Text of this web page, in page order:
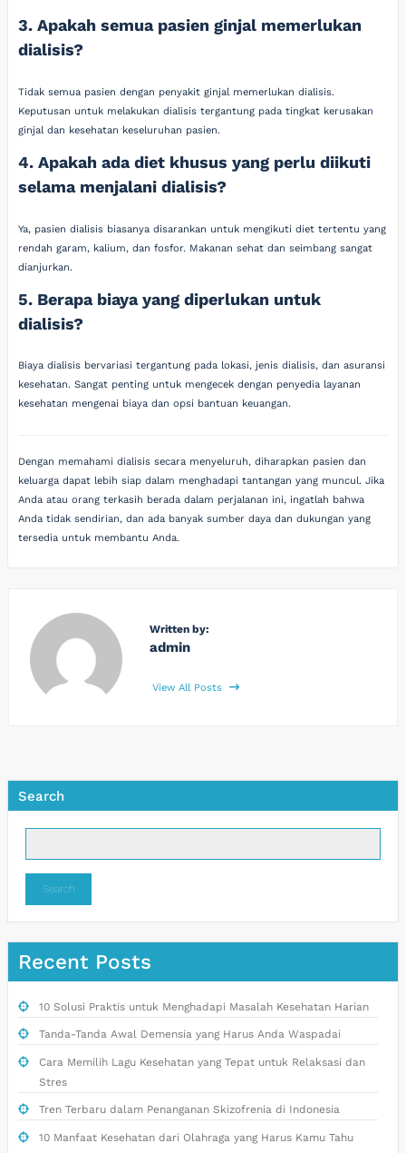
3. Apakah semua pasien ginjal memerlukan
dialisis?
Tidak semua pasien dengan penyakit ginjal memerlukan dialisis.
Keputusan untuk melakukan dialisis tergantung pada tingkat kerusakan
ginjal dan kesehatan keseluruhan pasien.
4. Apakah ada diet khusus yang perlu diikuti
selama menjalani dialisis?
Ya, pasien dialisis biasanya disarankan untuk mengikuti diet tertentu yang
rendah garam, kalium, dan fosfor. Makanan sehat dan seimbang sangat
dianjurkan.
5. Berapa biaya yang diperlukan untuk
dialisis?
Biaya dialisis bervariasi tergantung pada lokasi, jenis dialisis, dan asuransi
kesehatan. Sangat penting untuk mengecek dengan penyedia layanan
kesehatan mengenai biaya dan opsi bantuan keuangan.
Dengan memahami dialisis secara menyeluruh, diharapkan pasien dan
keluarga dapat lebih siap dalam menghadapi tantangan yang muncul. Jika
Anda atau orang terkasih berada dalam perjalanan ini, ingatlah bahwa
Anda tidak sendirian, dan ada banyak sumber daya dan dukungan yang
tersedia untuk membantu Anda.
Written by:
admin
View All Posts
Search
Search
Recent Posts
10 Solusi Praktis untuk Menghadapi Masalah Kesehatan Harian
Tanda-Tanda Awal Demensia yang Harus Anda Waspadai
Cara Memilih Lagu Kesehatan yang Tepat untuk Relaksasi dan
Stres
Tren Terbaru dalam Penanganan Skizofrenia di Indonesia
10 Manfaat Kesehatan dari Olahraga yang Harus Kamu Tahu